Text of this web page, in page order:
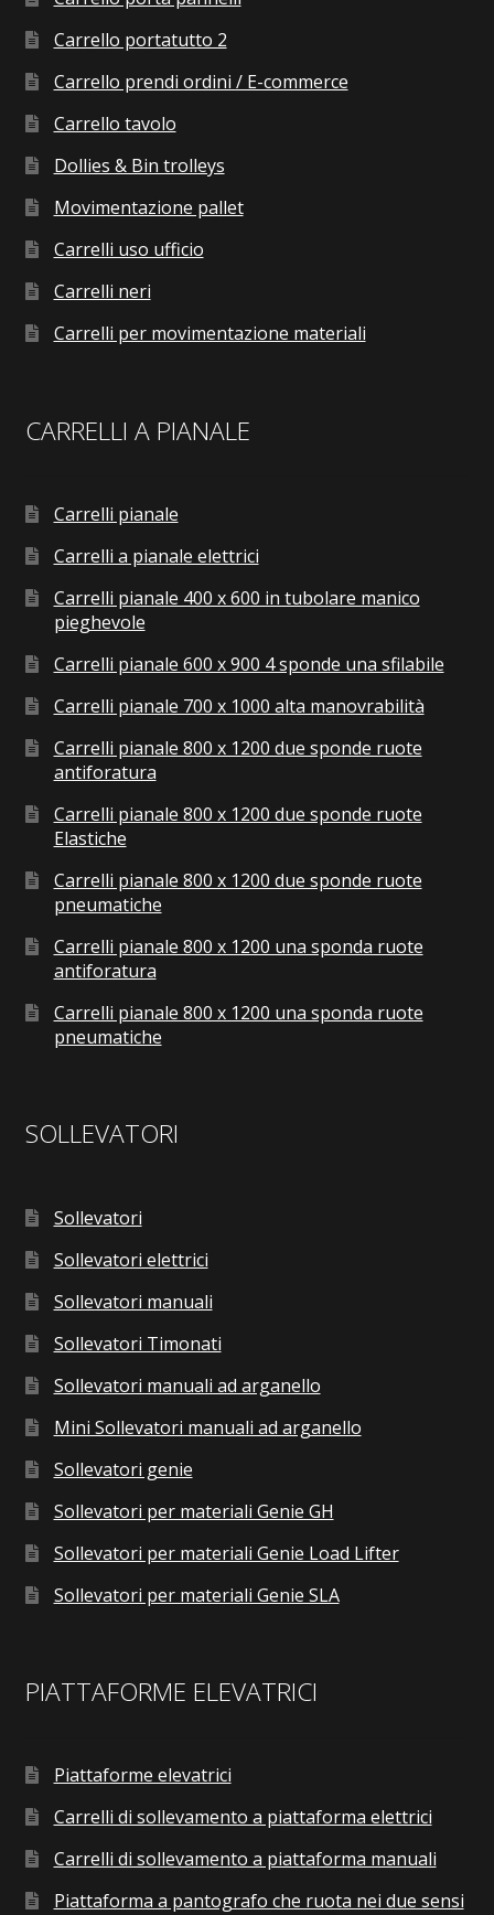
Carrello portatutto 2
Carrello prendi ordini / E-commerce
Carrello tavolo
Dollies & Bin trolleys
Movimentazione pallet
Carrelli uso ufficio
Carrelli neri
Carrelli per movimentazione materiali
CARRELLI A PIANALE
Carrelli pianale
Carrelli a pianale elettrici
Carrelli pianale 400 x 600 in tubolare manico
pieghevole
Carrelli pianale 600 x 900 4 sponde una sfilabile
Carrelli pianale 700 x 1000 alta manovrabilità
Carrelli pianale 800 x 1200 due sponde ruote
antiforatura
Carrelli pianale 800 x 1200 due sponde ruote
Elastiche
Carrelli pianale 800 x 1200 due sponde ruote
pneumatiche
Carrelli pianale 800 x 1200 una sponda ruote
antiforatura
Carrelli pianale 800 x 1200 una sponda ruote
pneumatiche
SOLLEVATORI
Sollevatori
Sollevatori elettrici
Sollevatori manuali
Sollevatori Timonati
Sollevatori manuali ad arganello
Mini Sollevatori manuali ad arganello
Sollevatori genie
Sollevatori per materiali Genie GH
Sollevatori per materiali Genie Load Lifter
Sollevatori per materiali Genie SLA
PIATTAFORME ELEVATRICI
Piattaforme elevatrici
Carrelli di sollevamento a piattaforma elettrici
Carrelli di sollevamento a piattaforma manuali
Piattaforma a pantografo che ruota nei due sensi